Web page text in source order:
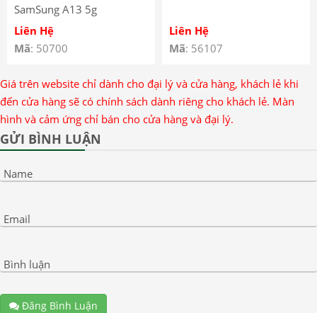
SamSung A13 5g
Liên Hệ
Mã: 50700
Liên Hệ
Mã: 56107
Giá trên website chỉ dành cho đại lý và cửa hàng, khách lẻ khi
đến cửa hàng sẽ có chính sách dành riêng cho khách lẻ. Màn
hình và cảm ứng chỉ bán cho cửa hàng và đại lý.
GỬI BÌNH LUẬN
Name
Email
Bình luận
Đăng Bình Luận